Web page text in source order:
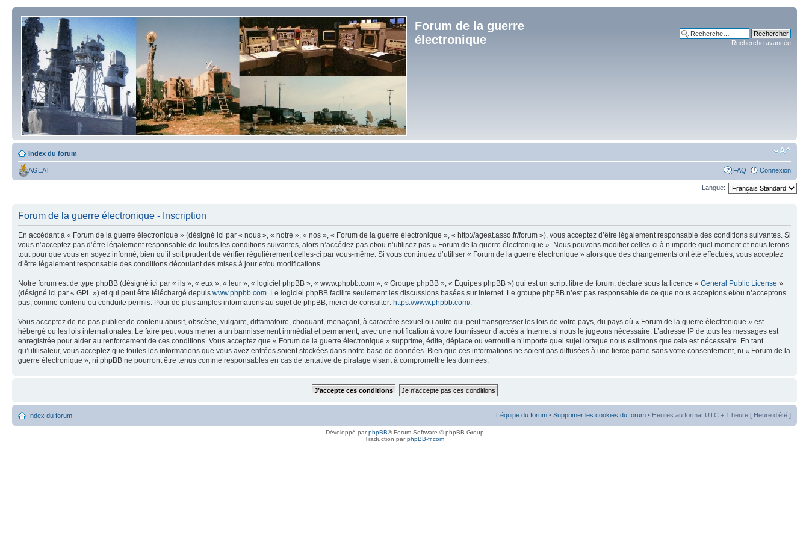
Forum de la guerre
électronique
Recherche avancée
Index du forum
AGEAT FAQ Connexion
Langue:
Forum de la guerre électronique - Inscription
En accédant à « Forum de la guerre électronique » (désigné ici par « nous », « notre », « nos », « Forum de la guerre électronique », « http://ageat.asso.fr/forum »), vous acceptez d’être légalement responsable des conditions suivantes. Si
vous n’acceptez pas d’être légalement responsable de toutes les conditions suivantes, alors n’accédez pas et/ou n’utilisez pas « Forum de la guerre électronique ». Nous pouvons modifier celles-ci à n’importe quel moment et nous ferons
tout pour que vous en soyez informé, bien qu’il soit prudent de vérifier régulièrement celles-ci par vous-même. Si vous continuez d’utiliser « Forum de la guerre électronique » alors que des changements ont été effectués, vous acceptez
d’être légalement responsable des conditions découlant des mises à jour et/ou modifications.
Notre forum est de type phpBB (désigné ici par « ils », « eux », « leur », « logiciel phpBB », « www.phpbb.com », « Groupe phpBB », « Équipes phpBB ») qui est un script libre de forum, déclaré sous la licence « General Public License »
(désigné ici par « GPL ») et qui peut être téléchargé depuis www.phpbb.com . Le logiciel phpBB facilite seulement les discussions basées sur Internet. Le groupe phpBB n’est pas responsable de ce que nous acceptons et/ou n’acceptons
pas, comme contenu ou conduite permis. Pour de plus amples informations au sujet de phpBB, merci de consulter: https://www.phpbb.com/.
Vous acceptez de ne pas publier de contenu abusif, obscène, vulgaire, diffamatoire, choquant, menaçant, à caractère sexuel ou autre qui peut transgresser les lois de votre pays, du pays où « Forum de la guerre électronique » est
hébergé ou les lois internationales. Le faire peut vous mener à un bannissement immédiat et permanent, avec une notification à votre fournisseur d’accès à Internet si nous le jugeons nécessaire. L’adresse IP de tous les messages est
enregistrée pour aider au renforcement de ces conditions. Vous acceptez que « Forum de la guerre électronique » supprime, édite, déplace ou verrouille n’importe quel sujet lorsque nous estimons que cela est nécessaire. En tant
qu’utilisateur, vous acceptez que toutes les informations que vous avez entrées soient stockées dans notre base de données. Bien que ces informations ne soient pas diffusées à une tierce partie sans votre consentement, ni « Forum de la
guerre électronique », ni phpBB ne pourront être tenus comme responsables en cas de tentative de piratage visant à compromettre les données.
Index du forum L’équipe du forum • Supprimer les cookies du forum • Heures au format UTC + 1 heure [ Heure d’été ]
Développé parphpBB® Forum Software © phpBB Group
Traduction parphpBB-fr.com